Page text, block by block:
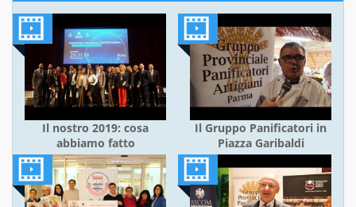
Il nostro 2019: cosa
abbiamo fatto
Il Gruppo Panificatori in
Piazza Garibaldi